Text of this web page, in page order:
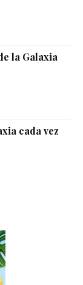
la Galaxia
cada vez